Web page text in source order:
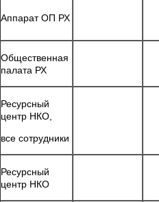
Аппарат ОП РХ
Общественная
палата РХ
Ресурсный
центр НКО,
все сотрудники
Ресурсный
центр НКО